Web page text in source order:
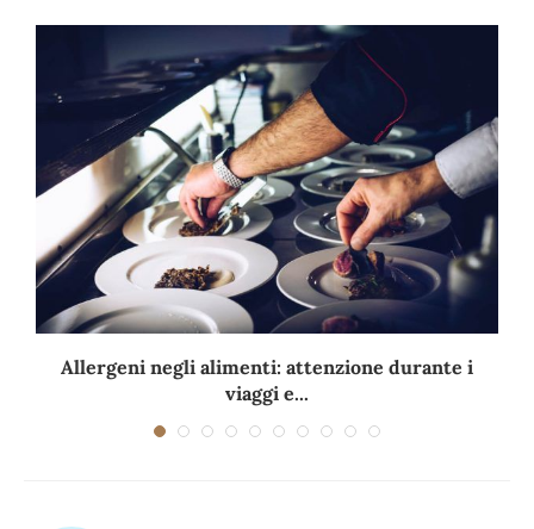
Allergeni negli alimenti: attenzione durante i
viaggi e...